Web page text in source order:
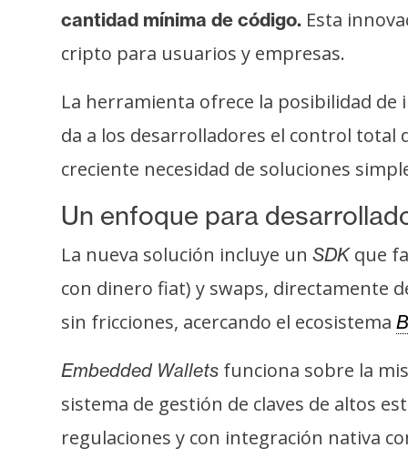
a
d
P
r
e
s
T
e
a
s
cantidad mínima de código. Esta
cripto para usuarios y empresas.
La herramienta ofrece la posibilidad
da a los desarrolladores el control total
creciente necesidad de soluciones
Un enfoque para
La nueva solución incluye un SDKque
con dinero fiat) y swaps, directamente
sin fricciones, acercando el ecosistema
Embedded Wallets funciona sobre la
sistema de gestión de claves de altos
regulaciones y con integración nativa